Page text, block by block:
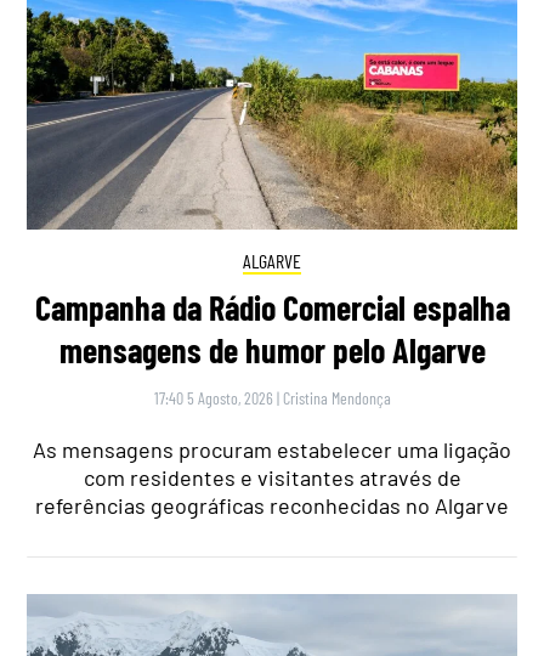
ALGARVE
Campanha da Rádio Comercial espalha
mensagens de humor pelo Algarve
17:40 5 Agosto, 2026 | Cristina Mendonça
As mensagens procuram estabelecer uma ligação
com residentes e visitantes através de
referências geográficas reconhecidas no Algarve